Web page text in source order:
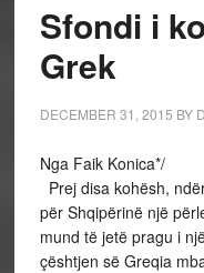
Sfondi i
Grek
DECEMBER 31, 2015 BY
Nga Faik Konica*/
Prej disa kohësh,
për Shqipërinë një
mund të jetë pragu i
çështjen së Greqia